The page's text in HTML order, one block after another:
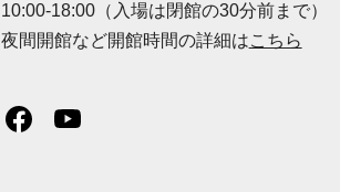
10:00-18:00（入場は閉館の30分前まで）
夜間開館など開館時間の詳細はこちら